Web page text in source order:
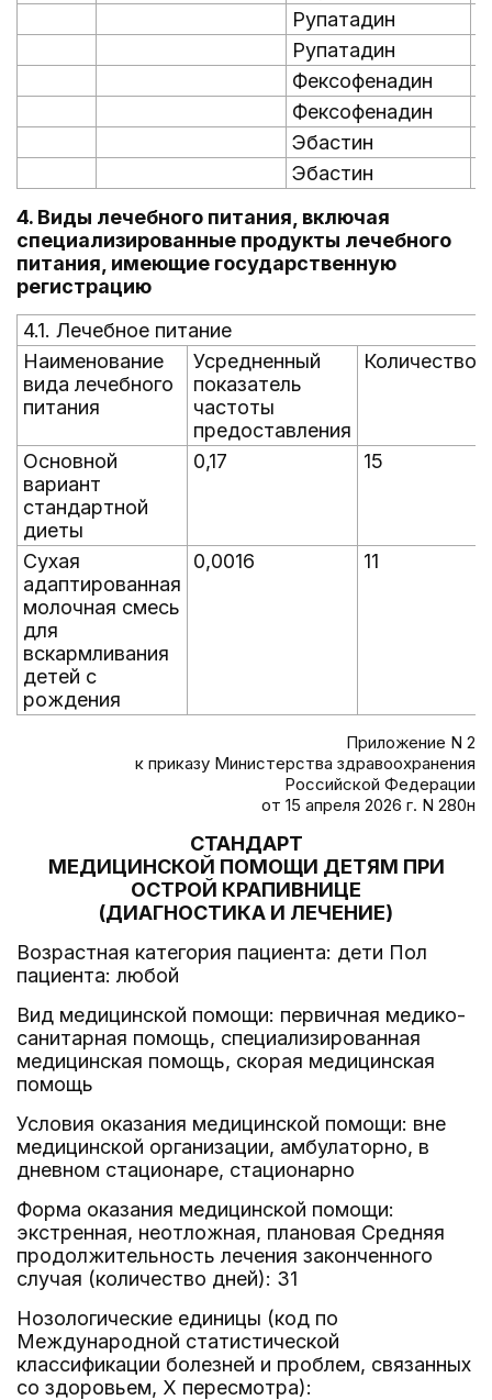
Рупатадин
Рупатадин
Фексофенадин
Фексофенадин
Эбастин
Эбастин
4. Виды лечебного питания, включая
специализированные продукты лечебного
питания, имеющие государственную
регистрацию
4.1. Лечебное питание
Наименование
вида лечебного
питания
Усредненный
показатель
частоты
предоставления
Количество
Основной
вариант
стандартной
диеты
0,17 15
Сухая
адаптированная
молочная смесь
для
вскармливания
детей с
рождения
0,0016 11
Приложение N 2
к приказу Министерства здравоохранения
Российской Федерации
от 15 апреля 2026 г. N 280н
СТАНДАРТ
МЕДИЦИНСКОЙ ПОМОЩИ ДЕТЯМ ПРИ
ОСТРОЙ КРАПИВНИЦЕ
(ДИАГНОСТИКА И ЛЕЧЕНИЕ)
Возрастная категория пациента: дети Пол
пациента: любой
Вид медицинской помощи: первичная медико-
санитарная помощь, специализированная
медицинская помощь, скорая медицинская
помощь
Условия оказания медицинской помощи: вне
медицинской организации, амбулаторно, в
дневном стационаре, стационарно
Форма оказания медицинской помощи:
экстренная, неотложная, плановая Средняя
продолжительность лечения законченного
случая (количество дней): 31
Нозологические единицы (код по
Международной статистической
классификации болезней и проблем, связанных
со здоровьем, X пересмотра):